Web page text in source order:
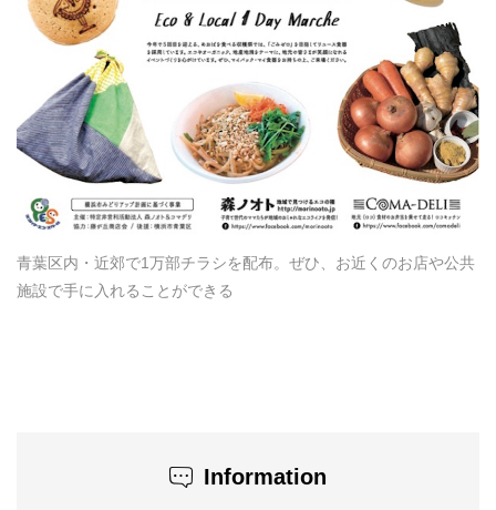
青葉区内・近郊で1万部チラシを配布。ぜひ、お近くのお店や公共
施設で手に入れることができる
Information